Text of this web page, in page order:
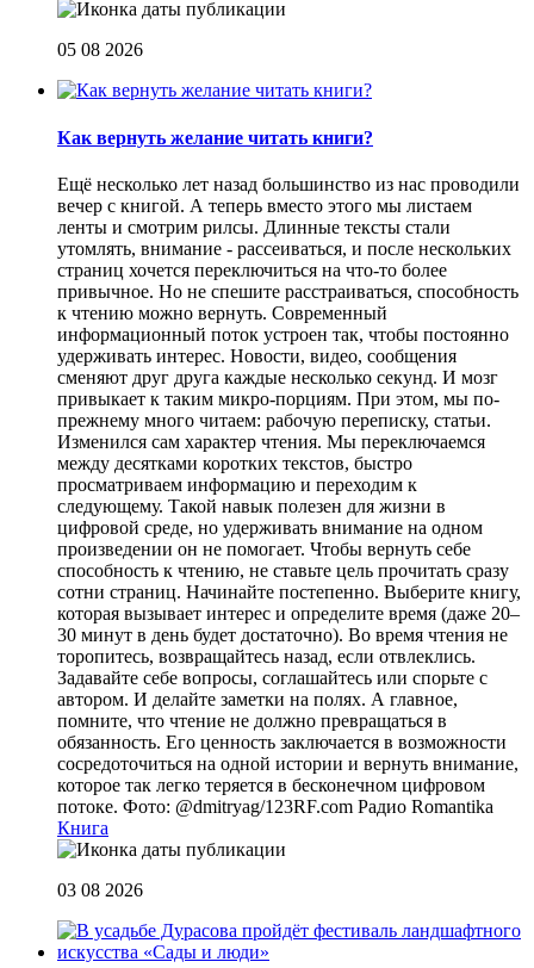
05 08 2026
Как вернуть желание читать книги?
Eщё несколько лет назад большинство из нас проводили
вечер с книгой. А теперь вместо этого мы листаем
ленты и смотрим рилсы. Длинные тексты стали
утомлять, внимание - рассеиваться, и после нескольких
страниц хочется переключиться на что-то более
привычное. Но не спешите расстраиваться, способность
к чтению можно вернуть. Современный
информационный поток устроен так, чтобы постоянно
удерживать интерес. Новости, видео, сообщения
сменяют друг друга каждые несколько секунд. И мозг
привыкает к таким микро-порциям. При этом, мы по-
прежнему много читаем: рабочую переписку, статьи.
Изменился сам характер чтения. Мы переключаемся
между десятками коротких текстов, быстро
просматриваем информацию и переходим к
следующему. Такой навык полезен для жизни в
цифровой среде, но удерживать внимание на одном
произведении он не помогает. Чтобы вернуть себе
способность к чтению, не ставьте цель прочитать сразу
сотни страниц. Начинайте постепенно. Выберите книгу,
которая вызывает интерес и определите время (даже 20–
30 минут в день будет достаточно). Во время чтения не
торопитесь, возвращайтесь назад, если отвлеклись.
Задавайте себе вопросы, соглашайтесь или спорьте с
автором. И делайте заметки на полях. А главное,
помните, что чтение не должно превращаться в
обязанность. Его ценность заключается в возможности
сосредоточиться на одной истории и вернуть внимание,
которое так легко теряется в бесконечном цифровом
потоке. Фото: @dmitryag/123RF.com Радио Romantika
Книга
03 08 2026